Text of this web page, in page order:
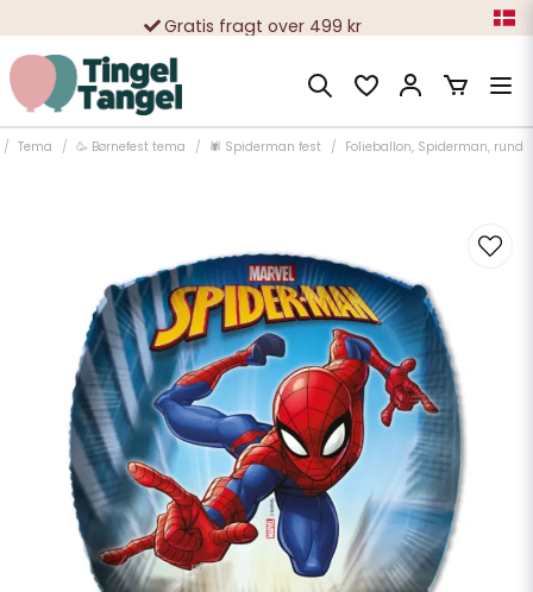
Gratis fragt over 499 kr
10 000-vis af tilfredse kunder
Tema 🥳 Børnefest tema 🕷️ Spiderman fest Folieballon, Spiderman, rund